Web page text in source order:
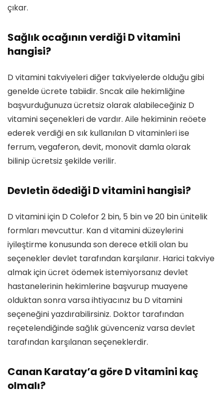
çıkar.
Sağlık ocağının verdiği D vitamini
hangisi?
D vitamini takviyeleri diğer takviyelerde olduğu gibi
genelde ücrete tabiidir. Sncak aile hekimliğine
başvurduğunuza ücretsiz olarak alabileceğiniz D
vitamini seçenekleri de vardır. Aile hekiminin reöete
ederek verdiği en sık kullanılan D vitaminleri ise
ferrum, vegaferon, devit, monovit damla olarak
bilinip ücretsiz şekilde verilir.
Devletin ödediği D vitamini hangisi?
D vitamini için D Colefor 2 bin, 5 bin ve 20 bin ünitelik
formları mevcuttur. Kan d vitamini düzeylerini
iyileştirme konusunda son derece etkili olan bu
seçenekler devlet tarafından karşılanır. Harici takviye
almak için ücret ödemek istemiyorsanız devlet
hastanelerinin hekimlerine başvurup muayene
olduktan sonra varsa ihtiyacınız bu D vitamini
seçeneğini yazdırabilirsiniz. Doktor tarafından
reçetelendiğinde sağlık güvenceniz varsa devlet
tarafından karşılanan seçeneklerdir.
Canan Karatay’a göre D vitamini kaç
olmalı?